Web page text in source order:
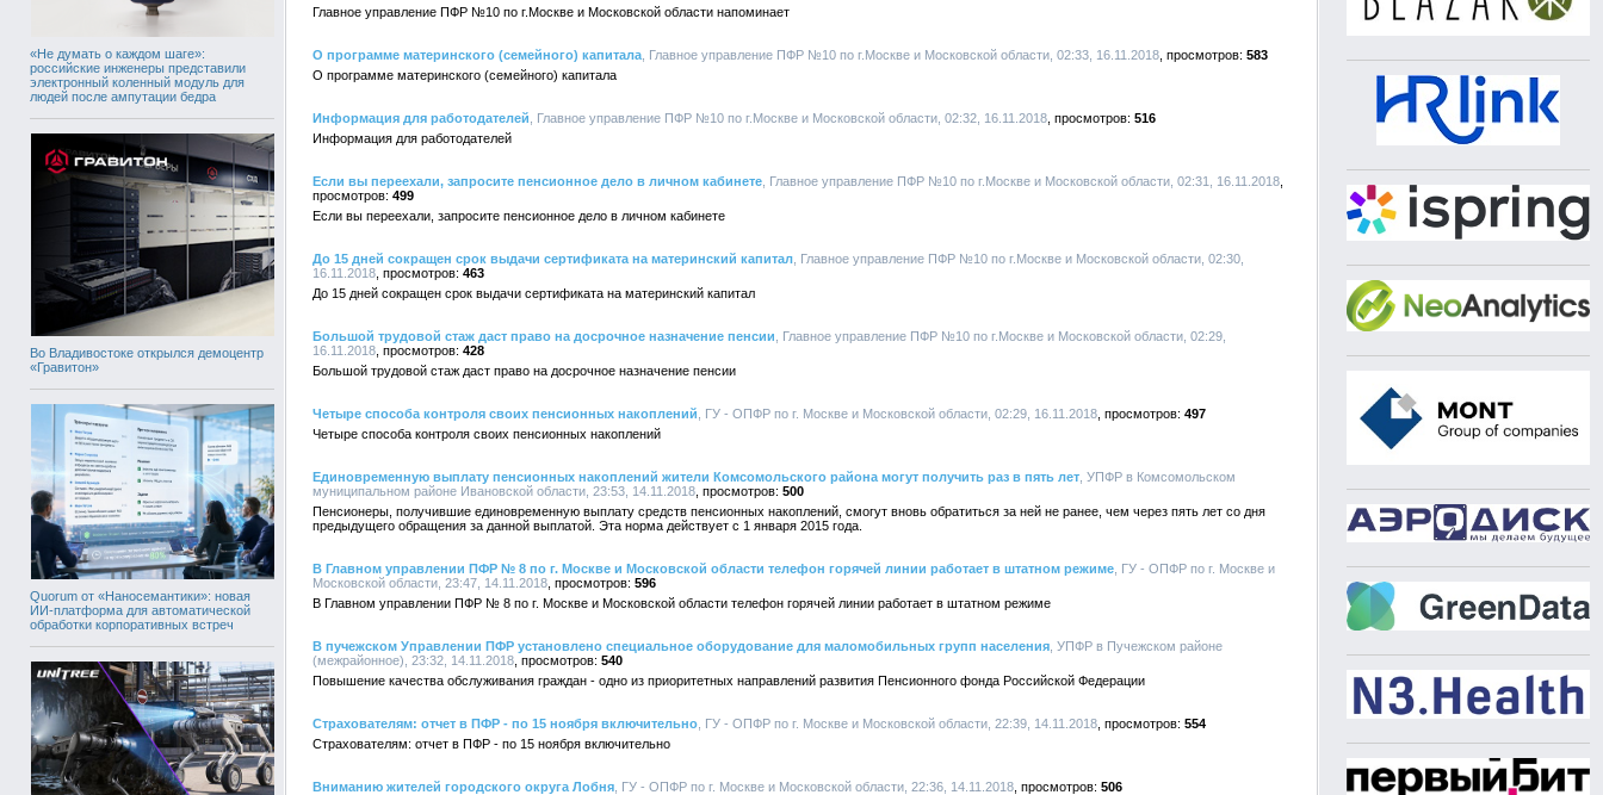
«Не думать о каждом шаге»:
российские инженеры представили
электронный коленный модуль для
людей после ампутации бедра
Во Владивостоке открылся демоцентр
«Гравитон»
Quorum от «Наносемантики»: новая
ИИ-платформа для автоматической
обработки корпоративных встреч
Главное управление ПФР №10 по г.Москве и Московской области напоминает
О программе материнского (семейного) капитала , Главное управление ПФР №10 по г.Москве и Московской области, 02:33, 16.11.2018
583
О программе материнского (семейного) капитала
Информация для работодателей , Главное управление ПФР №10 по г.Москве и Московской области, 02:32, 16.11.2018
516
Информация для работодателей
Если вы переехали, запросите пенсионное дело в личном кабинете , Главное управление ПФР №10 по г.Москве и Московской области, 02:31, 16.11.2018
499
Если вы переехали, запросите пенсионное дело в личном кабинете
До 15 дней сокращен срок выдачи сертификата на материнский капитал , Главное управление ПФР №10 по г.Москве и Московской области, 02:30,
16.11.2018
463
До 15 дней сокращен срок выдачи сертификата на материнский капитал
Большой трудовой стаж даст право на досрочное назначение пенсии , Главное управление ПФР №10 по г.Москве и Московской области, 02:29,
16.11.2018
428
Большой трудовой стаж даст право на досрочное назначение пенсии
Четыре способа контроля своих пенсионных накоплений , ГУ - ОПФР по г. Москве и Московской области, 02:29, 16.11.2018
497
Четыре способа контроля своих пенсионных накоплений
Единовременную выплату пенсионных накоплений жители Комсомольского района могут получить раз в пять лет , УПФР в Комсомольском
муниципальном районе Ивановской области, 23:53, 14.11.2018
500
Пенсионеры, получившие единовременную выплату средств пенсионных накоплений, смогут вновь обратиться за ней не ранее, чем через пять лет со дня
предыдущего обращения за данной выплатой. Эта норма действует с 1 января 2015 года.
В Главном управлении ПФР № 8 по г. Москве и Московской области телефон горячей линии работает в штатном режиме , ГУ - ОПФР по г. Москве и
Московской области, 23:47, 14.11.2018
596
В Главном управлении ПФР № 8 по г. Москве и Московской области телефон горячей линии работает в штатном режиме
В пучежском Управлении ПФР установлено специальное оборудование для маломобильных групп населения , УПФР в Пучежском районе
(межрайонное), 23:32, 14.11.2018
540
Повышение качества обслуживания граждан - одно из приоритетных направлений развития Пенсионного фонда Российской Федерации
Страхователям: отчет в ПФР - по 15 ноября включительно , ГУ - ОПФР по г. Москве и Московской области, 22:39, 14.11.2018
554
Страхователям: отчет в ПФР - по 15 ноября включительно
Вниманию жителей городского округа Лобня , ГУ - ОПФР по г. Москве и Московской области, 22:36, 14.11.2018
506